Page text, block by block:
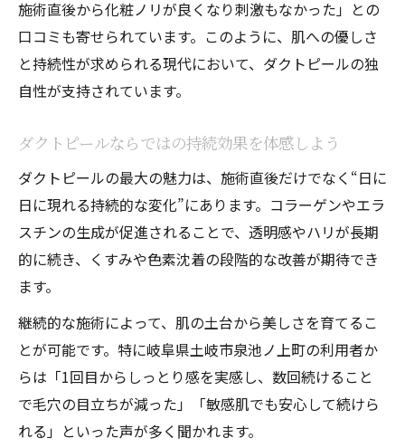
施術直後から化粧ノリが良くなり刺激もなかった」との
口コミも寄せられています。このように、肌への優しさ
と持続性が求められる現代において、ダクトピールの独
自性が支持されています。
ダクトピールならではの持続効果を体感しよう
ダクトピールの最大の魅力は、施術直後だけでなく“日に
日に現れる持続的な変化”にあります。コラーゲンやエラ
スチンの生成が促進されることで、透明感やハリが長期
的に続き、くすみや色素沈着の段階的な改善が期待でき
ます。
継続的な施術によって、肌の土台から美しさを育てるこ
とが可能です。特に岐阜県土岐市泉池ノ上町の利用者か
らは「1回目からしっとり感を実感し、数回続けること
で毛穴の目立ちが減った」「敏感肌でも安心して続けら
れる」といった声が多く聞かれます。